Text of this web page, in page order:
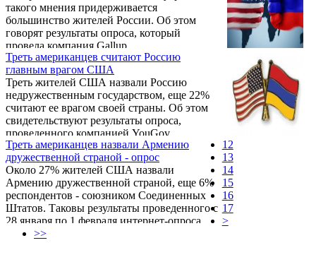
директор ВЦИОМ Валерий Федоров.
такого мнения придерживается
большинство жителей России. Об этом
говорят результаты опроса, который
провела компания Gallup.
Треть американцев считают Россию
главным врагом США
Треть жителей США назвали Россию
недружественным государством, еще 22%
считают ее врагом своей страны. Об этом
свидетельствуют результаты опроса,
проведенного компанией YouGov.
Треть американцев назвали Армению
дружественной страной - опрос
Около 27% жителей США назвали
Армению дружественной страной, еще 6%
респондентов - союзником Соединенных
Штатов. Таковы результаты проведенного с
28 января по 1 февраля интернет-опроса
международной исследовательской
12
13
14
15
16
17
>
>>